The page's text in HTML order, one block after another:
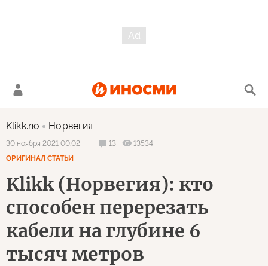
Klikk.no Норвегия
30 ноября 2021 00:02 13
13534
ОРИГИНАЛ СТАТЬИ
Klikk (Норвегия): кто
способен перерезать
кабели на глубине 6
тысяч метров